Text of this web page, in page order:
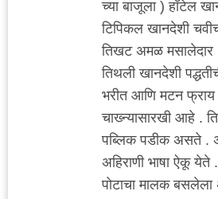
च्या बाजूला ) हॉटेल
टिपिकल खानदेशी
तिखट अमळ
तिथली खानदेशी
भरीत आणि मटन
चाख्न्यासारखी आहे .
पब्लिक पडीक असते .
अहिराणी भाषा ऐकू येते
पोटाचा मालक बसलेला